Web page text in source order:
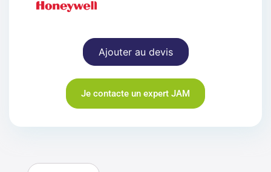
Ajouter au devis
Je contacte un expert JAM